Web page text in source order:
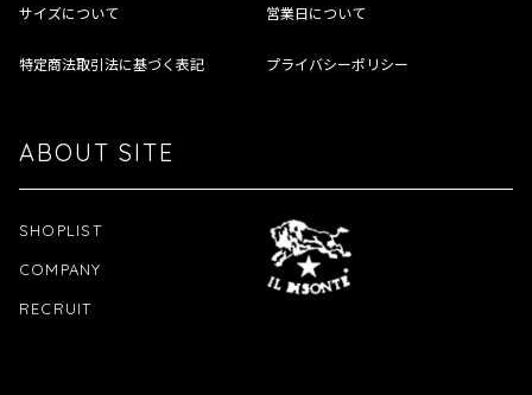
サイズについて 営業日について
特定商法取引法に基づく表記 プライバシーポリシー
ABOUT SITE
SHOPLIST
COMPANY
RECRUIT